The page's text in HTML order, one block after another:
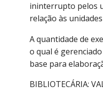
ininterrupto pelos
relação às
A quantidade de
o qual é
base para
BIBLIOTECÁRIA: